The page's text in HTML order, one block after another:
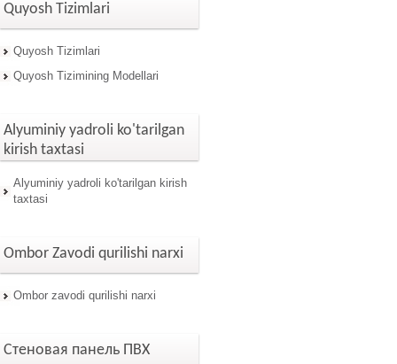
Quyosh Tizimlari
Quyosh Tizimlari
Quyosh Tizimining Modellari
Alyuminiy yadroli ko'tarilgan
kirish taxtasi
Alyuminiy yadroli ko'tarilgan kirish
taxtasi
Ombor Zavodi qurilishi narxi
Ombor zavodi qurilishi narxi
Стеновая панель ПВХ